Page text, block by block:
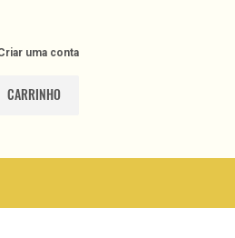
uma conta
CARRINHO